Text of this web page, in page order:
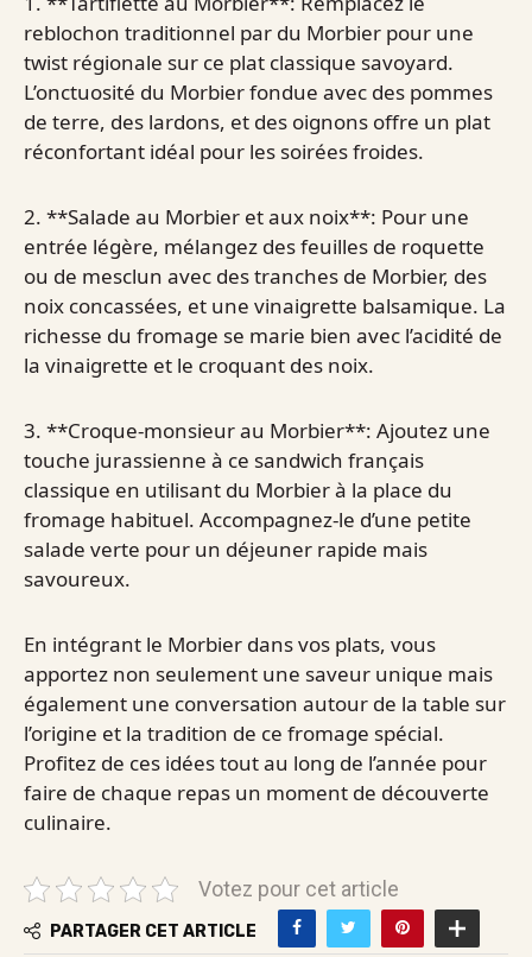
reblochon traditionnel par du Morbier pour une
twist régionale sur ce plat classique savoyard.
L’onctuosité du Morbier fondue avec des pommes
de terre, des lardons, et des oignons offre un plat
réconfortant idéal pour les soirées froides.
2. **Salade au Morbier et aux noix**: Pour une
entrée légère, mélangez des feuilles de roquette
ou de mesclun avec des tranches de Morbier, des
noix concassées, et une vinaigrette balsamique. La
richesse du fromage se marie bien avec l’acidité de
la vinaigrette et le croquant des noix.
3. **Croque-monsieur au Morbier**: Ajoutez une
touche jurassienne à ce sandwich français
classique en utilisant du Morbier à la place du
fromage habituel. Accompagnez-le d’une petite
salade verte pour un déjeuner rapide mais
savoureux.
En intégrant le Morbier dans vos plats, vous
apportez non seulement une saveur unique mais
également une conversation autour de la table sur
l’origine et la tradition de ce fromage spécial.
Profitez de ces idées tout au long de l’année pour
faire de chaque repas un moment de découverte
culinaire.
Votez pour cet article
PARTAGER CET ARTICLE